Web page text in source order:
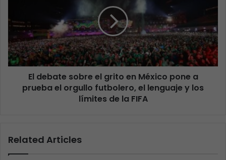
El debate sobre el grito en México pone a
prueba el orgullo futbolero, el lenguaje y los
límites de la FIFA
Related Articles